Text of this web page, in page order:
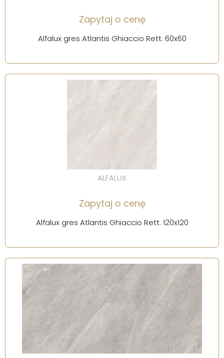
Zapytaj o cenę
Alfalux gres Atlantis Ghiaccio Rett. 60x60
ALFALUX
Zapytaj o cenę
Alfalux gres Atlantis Ghiaccio Rett. 120x120